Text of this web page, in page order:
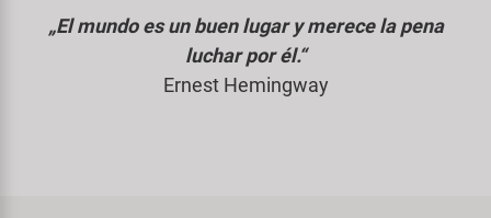
„El mundo es un buen lugar y merece la pena
luchar por él.“
Ernest Hemingway